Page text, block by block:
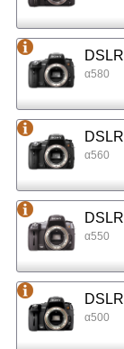
α580
α560
α550
α500